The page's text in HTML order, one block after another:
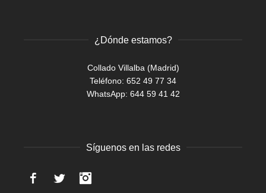
¿Dónde estamos?
Collado Villalba (Madrid)
Teléfono: 652 49 77 34
WhatsApp: 644 59 41 42
Síguenos en las redes
FacebookTwitter